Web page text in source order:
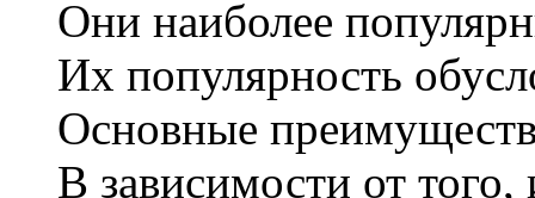
Они наиболее
Их популярность
Основные
В зависимости от